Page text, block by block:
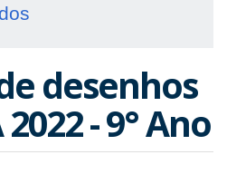
desenhos
2022 - 9° Ano